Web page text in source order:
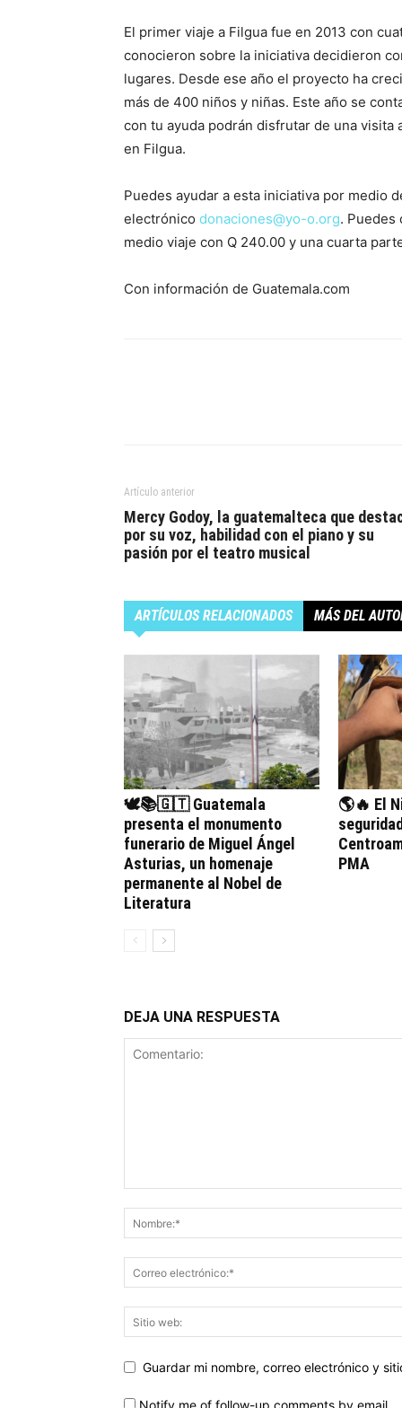
El primer viaje a Filgua fue en 2013 con
conocieron sobre la iniciativa decidieron
lugares. Desde ese año el proyecto ha
más de 400 niños y niñas. Este año se
con tu ayuda podrán disfrutar de una
en Filgua.
Puedes ayudar a esta iniciativa por medio
electrónico donaciones@yo-o.org. Puedes
medio viaje con Q 240.00 y una cuarta
Con información de Guatemala.com
Artículo anterior
Mercy Godoy, la guatemalteca que
por su voz, habilidad con el piano y su
pasión por el teatro musical
ARTÍCULOS RELACIONADOS MÁS DEL
🕊️📚🇬🇹 Guatemala
presenta el monumento
funerario de Miguel Ángel
Asturias, un homenaje
permanente al Nobel de
Literatura
🌎🔥 El
PMA
DEJA UNA RESPUESTA
Guardar mi nombre, correo electrónico y
Notify me of follow-up comments by email.